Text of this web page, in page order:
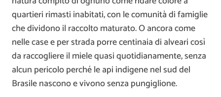
quartieri rimasti inabitati, con le comunità di famiglie
che dividono il raccolto maturato. O ancora come
nelle case e per strada porre centinaia di alveari così
da raccogliere il miele quasi quotidianamente, senza
alcun pericolo perché le api indigene nel sud del
Brasile nascono e vivono senza pungiglione.